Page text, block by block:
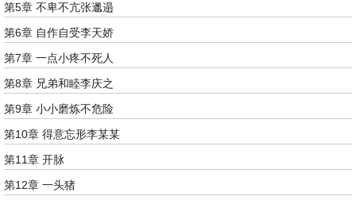
第5章 不卑不亢张邋遢
第6章 自作自受李天娇
第7章 一点小疼不死人
第8章 兄弟和睦李庆之
第9章 小小磨炼不危险
第10章 得意忘形李某某
第11章 开脉
第12章 一头猪